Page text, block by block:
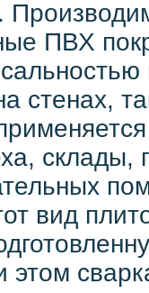
ПВХ
стенах,
склады,
вид